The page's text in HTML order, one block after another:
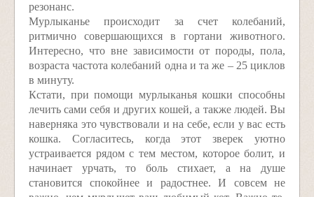
резонанс.
Мурлыканье происходит за счет колебаний,
ритмично совершающихся в гортани животного.
Интересно, что вне зависимости от породы, пола,
возраста частота колебаний одна и та же – 25 циклов
в минуту.
Кстати, при помощи мурлыканья кошки способны
лечить сами себя и других кошей, а также людей. Вы
наверняка это чувствовали и на себе, если у вас есть
кошка. Согласитесь, когда этот зверек уютно
устраивается рядом с тем местом, которое болит, и
начинает урчать, то боль стихает, а на душе
становится спокойнее и радостнее. И совсем не